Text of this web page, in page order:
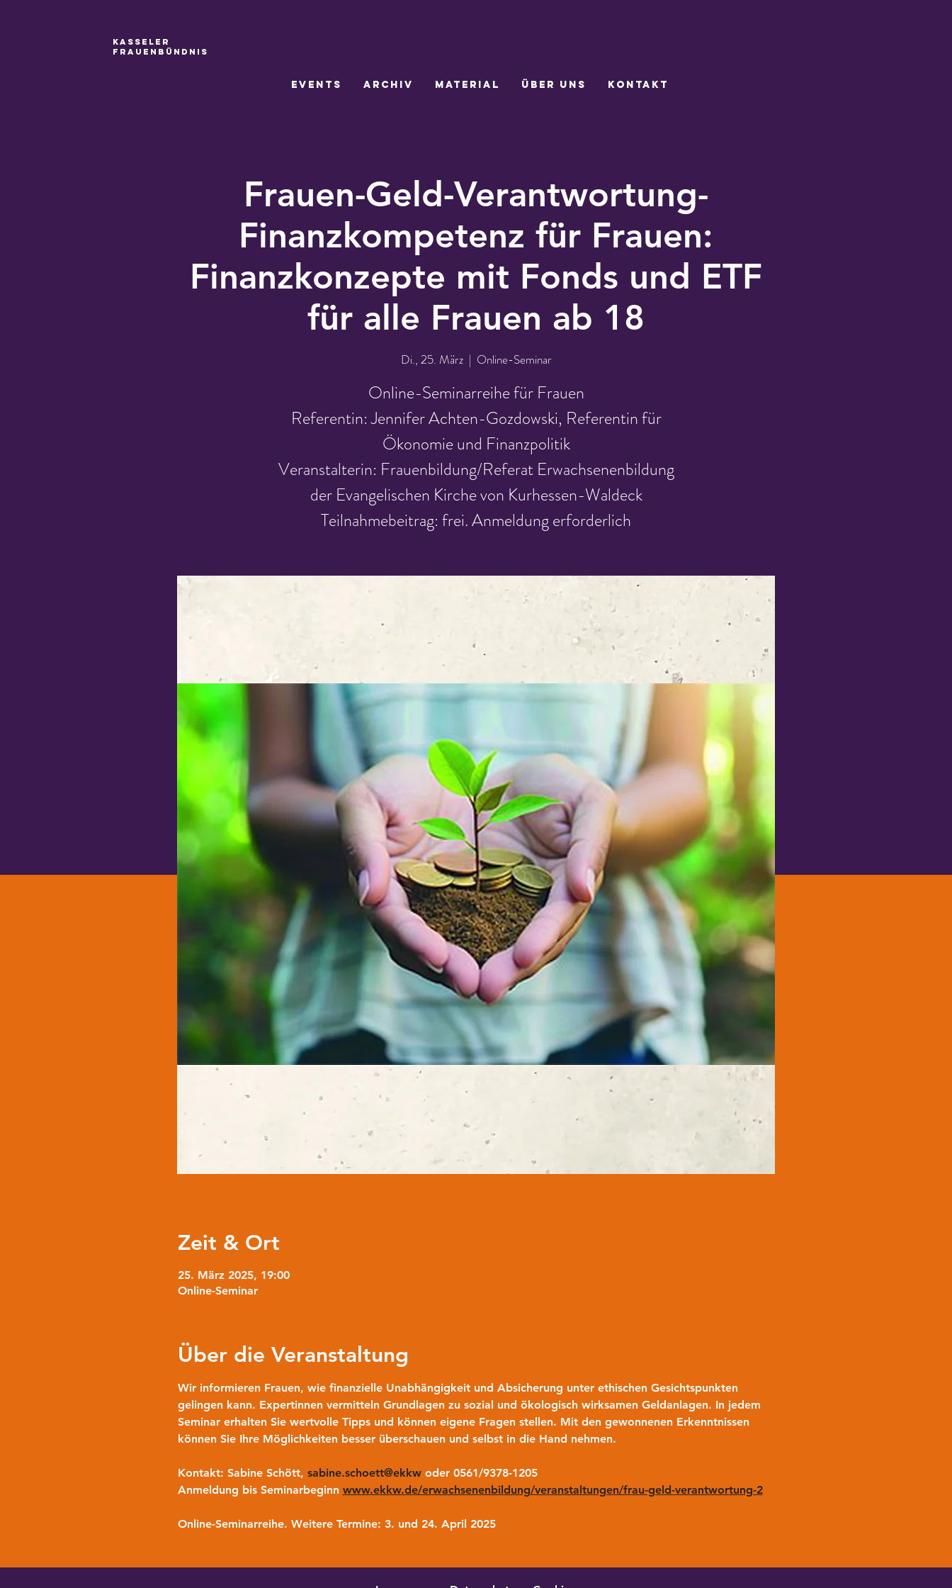
Kasseler
Frauenbündnis
Events Archiv Material Über uns Kontakt
Frauen-Geld-Verantwortung-
Finanzkompetenz für Frauen:
Finanzkonzepte mit Fonds und ETF
für alle Frauen ab 18
Di., 25. März
  |
Online-Seminar
Online-Seminarreihe für Frauen
Referentin: Jennifer Achten-Gozdowski, Referentin für
Ökonomie und Finanzpolitik
Veranstalterin: Frauenbildung/Referat Erwachsenenbildung
der Evangelischen Kirche von Kurhessen-Waldeck
Teilnahmebeitrag: frei. Anmeldung erforderlich
Zeit & Ort
25. März 2025, 19:00
Online-Seminar
Über die Veranstaltung
Wir informieren Frauen, wie finanzielle Unabhängigkeit und Absicherung unter ethischen Gesichtspunkten
gelingen kann. Expertinnen vermitteln Grundlagen zu sozial und ökologisch wirksamen Geldanlagen. In jedem
Seminar erhalten Sie wertvolle Tipps und können eigene Fragen stellen. Mit den gewonnenen Erkenntnissen
können Sie Ihre Möglichkeiten besser überschauen und selbst in die Hand nehmen.
Kontakt: Sabine Schött, sabine.schoett@ekkw oder 0561/9378-1205
Anmeldung bis Seminarbeginn www.ekkw.de/erwachsenenbildung/veranstaltungen/frau-geld-verantwortung-2
Online-Seminarreihe. Weitere Termine: 3. und 24. April 2025